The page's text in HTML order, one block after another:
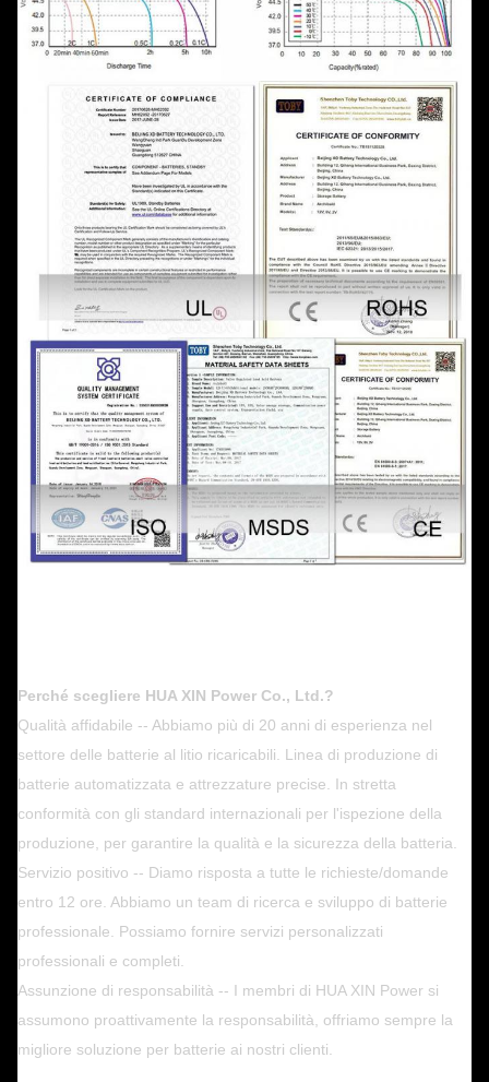
Perché scegliere HUA XIN Power Co., Ltd.?
Qualità affidabile -- Abbiamo più di 20 anni di esperienza nel
settore delle batterie al litio ricaricabili. Linea di produzione di
batterie automatizzata e attrezzature precise. In stretta
conformità con gli standard internazionali per l'ispezione della
produzione, per garantire la qualità e la sicurezza della batteria.
Servizio positivo -- Diamo risposta a tutte le richieste/domande
entro 12 ore. Abbiamo un team di ricerca e sviluppo di batterie
professionale. Possiamo fornire servizi personalizzati
professionali e completi.
Assunzione di responsabilità -- I membri di HUA XIN Power si
assumono proattivamente la responsabilità, offriamo sempre la
migliore soluzione per batterie ai nostri clienti.